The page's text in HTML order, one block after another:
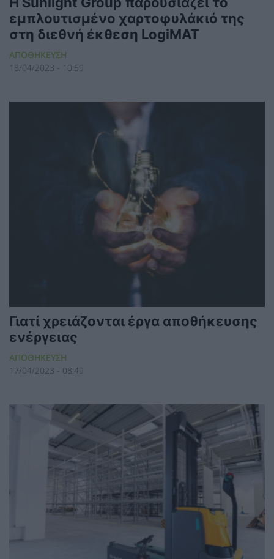
εμπλουτισμένο χαρτοφυλάκιό της
στη διεθνή έκθεση LogiMAT
ΑΠΟΘΗΚΕΥΣΗ
18/04/2023 - 10:59
Γιατί χρειάζονται έργα αποθήκευσης
ενέργειας
ΑΠΟΘΗΚΕΥΣΗ
17/04/2023 - 08:49